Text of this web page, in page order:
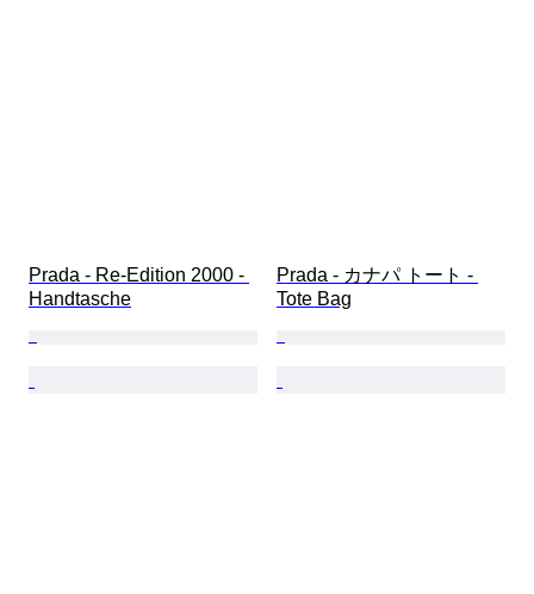
Prada - Re-Edition 2000 -
Handtasche
Prada - カナパ トート -
Tote Bag